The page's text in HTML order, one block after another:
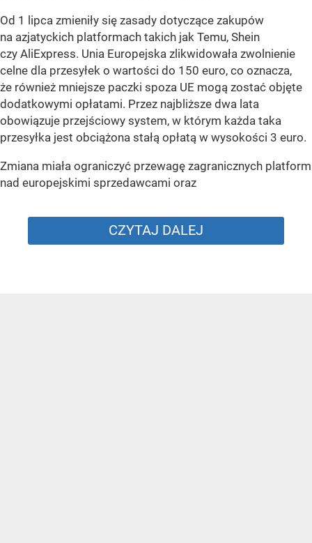
Od 1 lipca zmieniły się zasady dotyczące zakupów
na azjatyckich platformach takich jak Temu, Shein
czy AliExpress. Unia Europejska zlikwidowała zwolnienie
celne dla przesyłek o wartości do 150 euro, co oznacza,
że również mniejsze paczki spoza UE mogą zostać objęte
dodatkowymi opłatami. Przez najbliższe dwa lata
obowiązuje przejściowy system, w którym każda taka
przesyłka jest obciążona stałą opłatą w wysokości 3 euro.
Zmiana miała ograniczyć przewagę zagranicznych platform
nad europejskimi sprzedawcami oraz
CZYTAJ DALEJ